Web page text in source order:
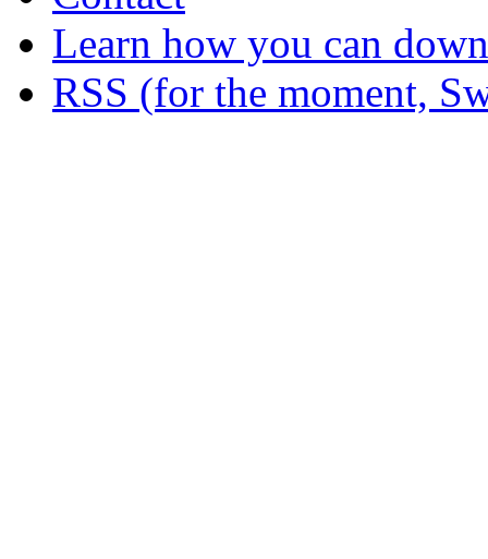
Learn how you can
RSS (for the moment,